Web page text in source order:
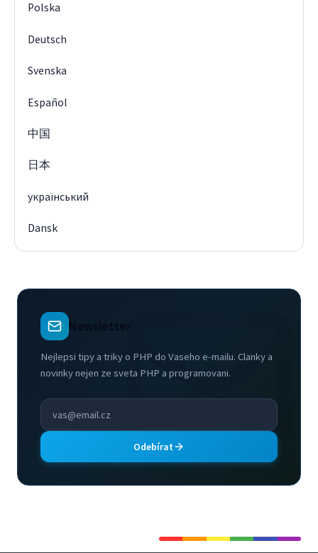
Polska
Deutsch
Svenska
Español
中国
日本
український
Dansk
Newsletter
Nejlepsi tipy a triky o PHP do Vaseho e-mailu. Clanky a
novinky nejen ze sveta PHP a programovani.
Odebírat